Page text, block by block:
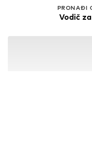
PRONAĐI
Vodič